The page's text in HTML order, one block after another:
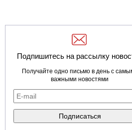
Подпишитесь на рассылку
Получайте одно письмо в день с
важными новостями